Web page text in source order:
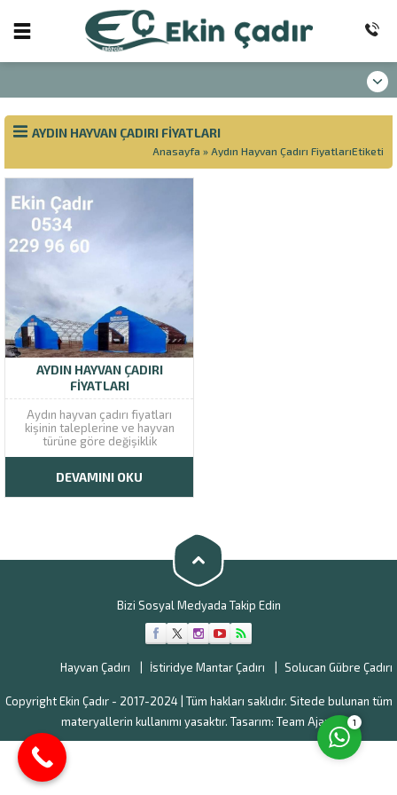
AYDIN HAYVAN ÇADIRI FIYATLARI
Anasayfa » Aydın Hayvan Çadırı FiyatlarıEtiketi
AYDIN HAYVAN ÇADIRI
FIYATLARI
Aydın hayvan çadırı fiyatları
kişinin taleplerine ve hayvan
türüne göre değişiklik
gösterebilir. Bu nedenle de
kişilerin mutlaka firmamız ile
iletişime geçerek bilgi alması
DEVAMINI OKU
Bizi Sosyal Medyada Takip Edin
Hayvan Çadırı İstiridye Mantar Çadırı Solucan Gübre Çadırı
Copyright Ekin Çadır - 2017-2024 | Tüm hakları saklıdır. Sitede bulunan tüm
materyallerin kullanımı yasaktır. Tasarım: Team Ajans
Müşteri Temsilcisi
Cevap Yaz
1